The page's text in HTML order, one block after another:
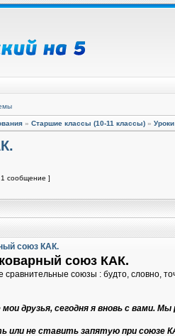
» Старшие классы (10-11 классы) »
сообщение ]
союз КАК.
союз КАК.
сравнительные союзы : будто, словно,
мои друзья, сегодня я вновь с вами.
или не ставить запятую при союзе